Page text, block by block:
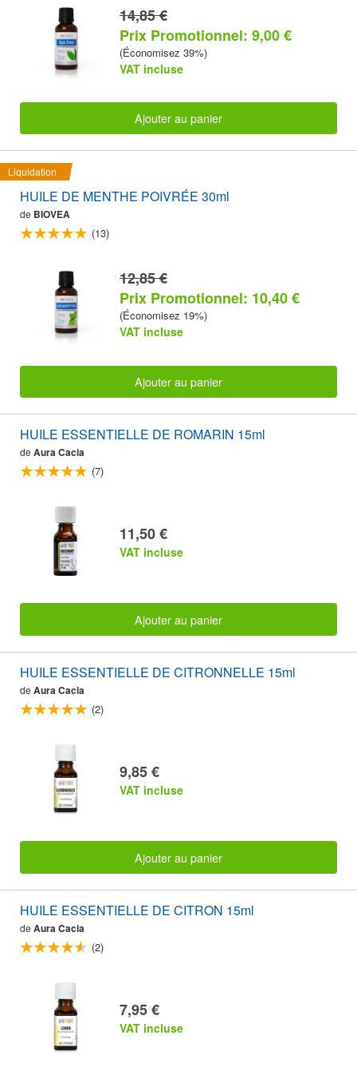
14,85 €
Prix Promotionnel: 9,00 €
(Économisez 39%)
VAT incluse
Ajouter au panier
Liquidation
HUILE DE MENTHE POIVRÉE 30ml
de BIOVEA
(13)
12,85 €
Prix Promotionnel: 10,40 €
(Économisez 19%)
VAT incluse
Ajouter au panier
HUILE ESSENTIELLE DE ROMARIN 15ml
de Aura Cacia
(7)
11,50 €
VAT incluse
Ajouter au panier
HUILE ESSENTIELLE DE CITRONNELLE 15ml
de Aura Cacia
(2)
9,85 €
VAT incluse
Ajouter au panier
HUILE ESSENTIELLE DE CITRON 15ml
de Aura Cacia
(2)
7,95 €
VAT incluse